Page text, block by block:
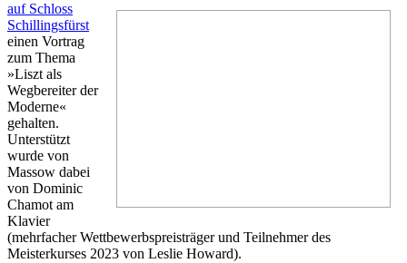
auf Schloss
Schillingsfürst
einen Vortrag
zum Thema
»Liszt als
Wegbereiter der
Moderne«
gehalten.
Unterstützt
wurde von
Massow dabei
von Dominic
Chamot am
Klavier
(mehrfacher Wettbewerbspreisträger und Teilnehmer des
Meisterkurses 2023 von Leslie Howard).